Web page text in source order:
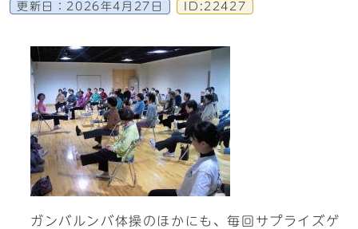
更新日： 2026年4月27日 ID:22427
ガンバルンバ体操のほかにも、毎回サプライズゲ